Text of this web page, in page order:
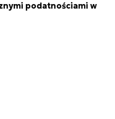
podatnościami w